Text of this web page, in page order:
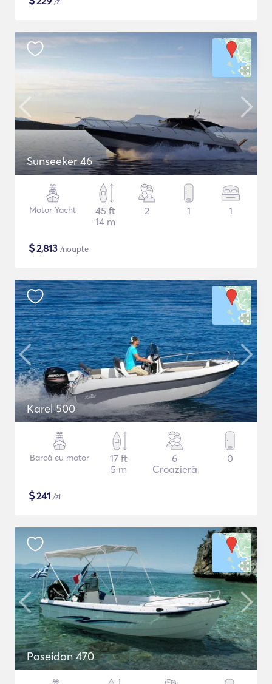
Sunseeker 46
Motor Yacht
45 ft
14 m
2 1 1
$2,813 /noapte
Karel 500
Barcă cu motor
17 ft
5 m
6
Croazieră
0
$241 /zi
Poseidon 470